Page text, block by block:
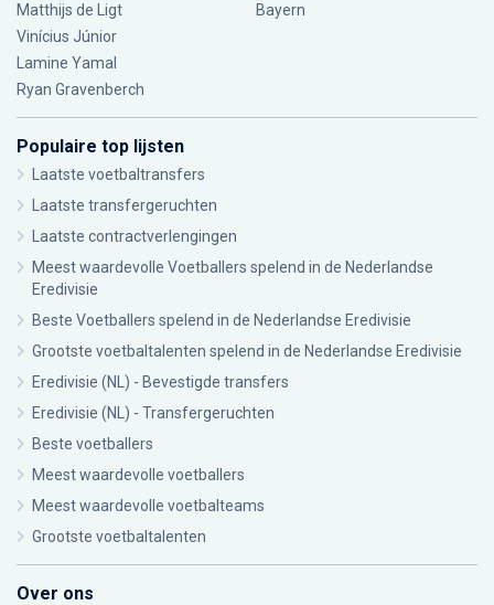
Matthijs de Ligt
Vinícius Júnior
Lamine Yamal
Ryan Gravenberch
Bayern
Populaire top lijsten
Laatste voetbaltransfers
Laatste transfergeruchten
Laatste contractverlengingen
Meest waardevolle Voetballers spelend in de Nederlandse
Eredivisie
Beste Voetballers spelend in de Nederlandse Eredivisie
Grootste voetbaltalenten spelend in de Nederlandse Eredivisie
Eredivisie (NL) - Bevestigde transfers
Eredivisie (NL) - Transfergeruchten
Beste voetballers
Meest waardevolle voetballers
Meest waardevolle voetbalteams
Grootste voetbaltalenten
Over ons